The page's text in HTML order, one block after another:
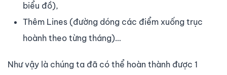
biểu đồ),
Thêm Lines (đường dóng các điểm xuống trục
hoành theo từng tháng)…
Như vậy là chúng ta đã có thể hoàn thành được 1